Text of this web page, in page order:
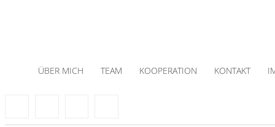
ÜBER MICH TEAM KOOPERATION KONTAKT